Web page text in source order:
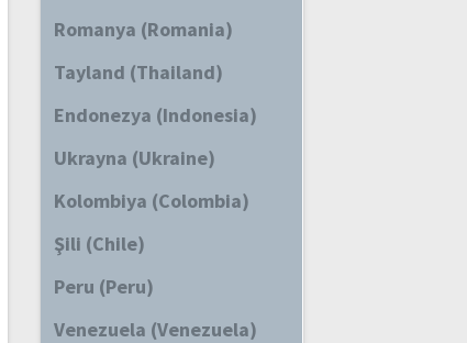
Romanya (Romania)
Tayland (Thailand)
Endonezya (Indonesia)
Ukrayna (Ukraine)
Kolombiya (Colombia)
Şili (Chile)
Peru (Peru)
Venezuela (Venezuela)